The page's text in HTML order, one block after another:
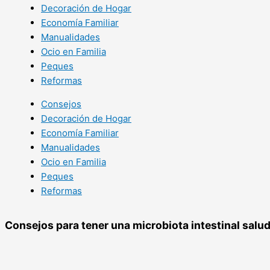
Decoración de Hogar
Economía Familiar
Manualidades
Ocio en Familia
Peques
Reformas
Consejos
Decoración de Hogar
Economía Familiar
Manualidades
Ocio en Familia
Peques
Reformas
Consejos para tener una microbiota intestinal